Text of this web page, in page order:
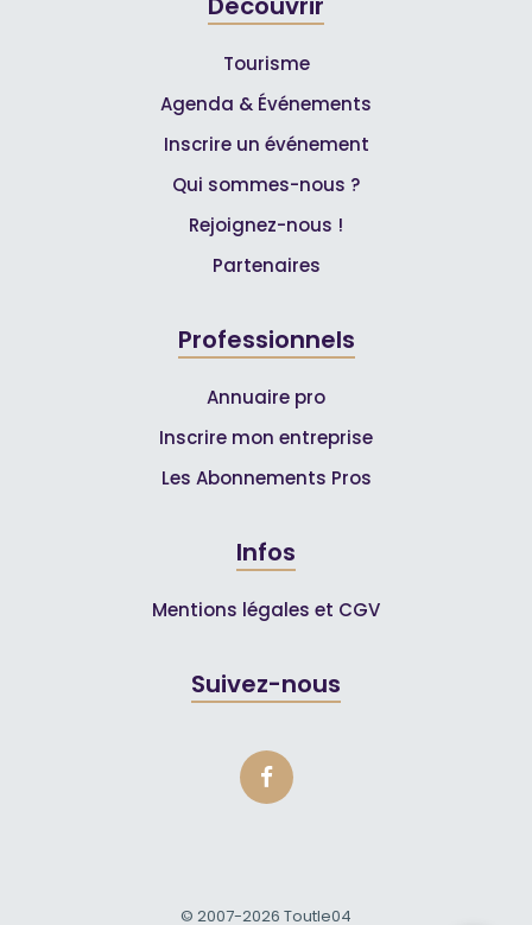
Tourisme
Agenda & Événements
Inscrire un événement
Qui sommes-nous ?
Rejoignez-nous !
Partenaires
Professionnels
Annuaire pro
Inscrire mon entreprise
Les Abonnements Pros
Infos
Mentions légales et CGV
Suivez-nous
© 2007-2026 Toutle04